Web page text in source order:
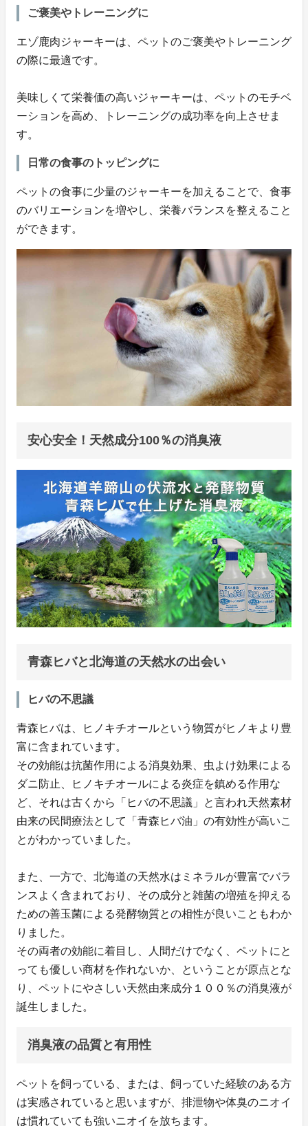
ご褒美やトレーニングに
エゾ鹿肉ジャーキーは、ペットのご褒美やトレーニング
の際に最適です。
美味しくて栄養価の高いジャーキーは、ペットのモチベ
ーションを高め、トレーニングの成功率を向上させま
す。
日常の食事のトッピングに
ペットの食事に少量のジャーキーを加えることで、食事
のバリエーションを増やし、栄養バランスを整えること
ができます。
安心安全！天然成分100％の消臭液
青森ヒバと北海道の天然水の出会い
ヒバの不思議
青森ヒバは、ヒノキチオールという物質がヒノキより豊
富に含まれています。
その効能は抗菌作用による消臭効果、虫よけ効果による
ダニ防止、ヒノキチオールによる炎症を鎮める作用な
ど、それは古くから「ヒバの不思議」と言われ天然素材
由来の民間療法として「青森ヒバ油」の有効性が高いこ
とがわかっていました。
また、一方で、北海道の天然水はミネラルが豊富でバラ
ンスよく含まれており、その成分と雑菌の増殖を抑える
ための善玉菌による発酵物質との相性が良いこともわか
りました。
その両者の効能に着目し、人間だけでなく、ペットにと
っても優しい商材を作れないか、ということが原点とな
り、ペットにやさしい天然由来成分１００％の消臭液が
誕生しました。
消臭液の品質と有用性
ペットを飼っている、または、飼っていた経験のある方
は実感されていると思いますが、排泄物や体臭のニオイ
は慣れていても強いニオイを放ちます。